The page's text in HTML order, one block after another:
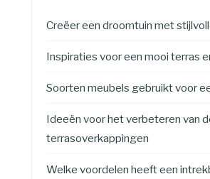
Creëer een droomtuin met
Inspiraties voor een mooi terras
Soorten meubels gebruikt voor
Ideeën voor het verbeteren van
terrasoverkappingen
Welke voordelen heeft een